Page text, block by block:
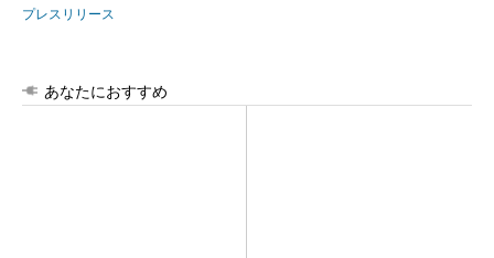
プレスリリース
あなたにおすすめ